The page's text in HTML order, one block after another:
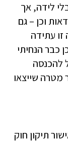
לידה, אך
וכן – גם
עתידה
כבר הנחיתי
להכנסה
מטרה שייצאו
תיקון חוק